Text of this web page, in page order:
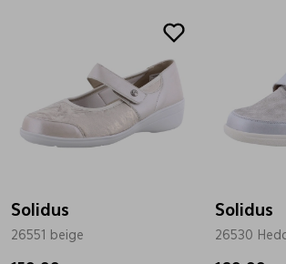
Solidus
26551 beige
Solidus
26530